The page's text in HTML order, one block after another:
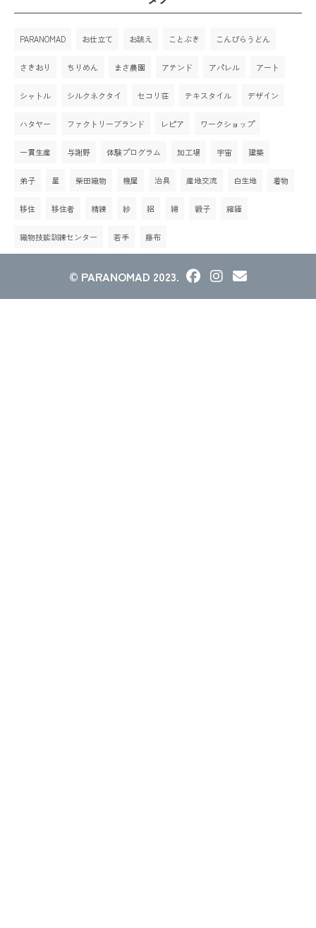
PARANOMAD お仕立て お誂え ことぶき こんぴらうどん
さきおり ちりめん まさ農園 アテンド アパレル アート
シャトル シルクネクタイ セコリ荘 テキスタイル デザイン
ハタヤー ファクトリーブランド レピア ワークショップ
一貫生産 与謝野 体験プログラム 加工場 宇宙 建築
弟子 星 柴田織物 機屋 治具 産地交流 白生地 着物
移住 移住者 精練 紗 絽 綿 緞子 縮緬
織物技能訓練センター 若手 藤布
© PARANOMAD 2023.